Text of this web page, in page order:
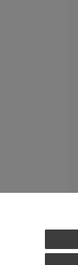
Art.-ID - 119514